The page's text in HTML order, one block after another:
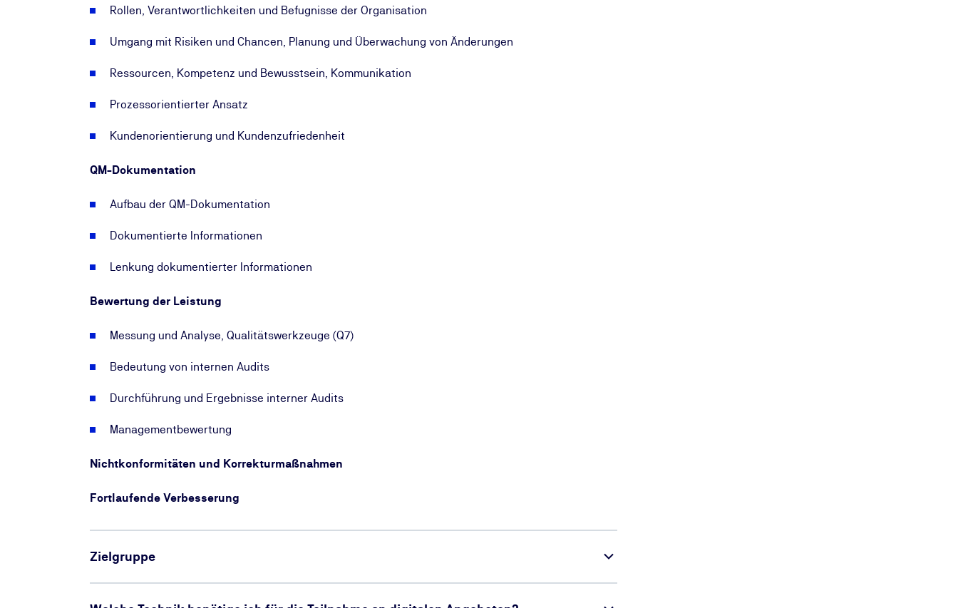
Rollen, Verantwortlichkeiten und Befugnisse der Organisation
Umgang mit Risiken und Chancen, Planung und Überwachung von Änderungen
Ressourcen, Kompetenz und Bewusstsein, Kommunikation
Prozessorientierter Ansatz
Kundenorientierung und Kundenzufriedenheit
QM-Dokumentation
Aufbau der QM-Dokumentation
Dokumentierte Informationen
Lenkung dokumentierter Informationen
Bewertung der Leistung
Messung und Analyse, Qualitätswerkzeuge (Q7)
Bedeutung von internen Audits
Durchführung und Ergebnisse interner Audits
Managementbewertung
Nichtkonformitäten und Korrekturmaßnahmen
Fortlaufende Verbesserung
Zielgruppe